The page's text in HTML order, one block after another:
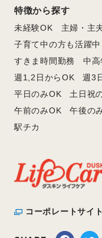
特徴から探す
未経験OK 主婦・主
子育て中の方も活躍中
すきま時間勤務
中高
週1,2日からOK
週3
平日のみOK
土日祝
午前のみOK
午後の
駅チカ
コーポレートサイ